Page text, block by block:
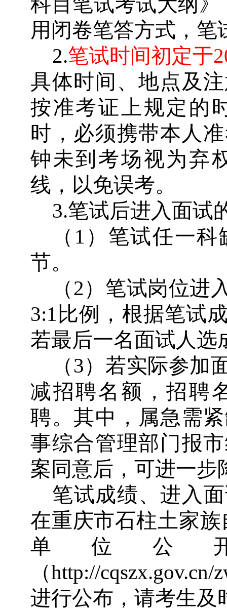
用闭卷笔答方式，
2.笔试时间初定于
具体时间、地点及
按准考证上规定的
时，必须携带本人
钟未到考场视为弃
线，以免误考。
3.笔试后进入面试
（ 1 ）笔试任一
节。
（2）笔试岗位进
3:1比例，根据笔试
若最后一名面试人选
（3）若实际参加
减招聘名额，招聘
聘。其中，属急需
事综合管理部门报
案同意后，可进一步
笔试成绩、进入
在重庆市石柱土家
单位公
（http://
进行公布，请考生及